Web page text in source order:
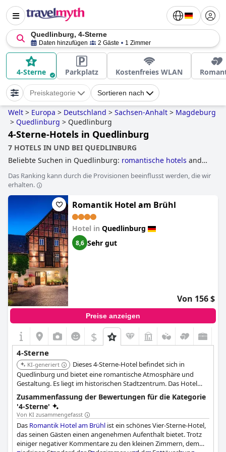
Quedlinburg, 4-Sterne
Daten hinzufügen 2 Gäste 1 Zimmer
4-Sterne Parkplatz Kostenfreies WLAN
Preiskategorie Sortieren nach
Welt > Europa > Deutschland > Sachsen-Anhalt > Magdeburg
> Quedlinburg > Quedlinburg
4-Sterne-Hotels in Quedlinburg
7 HOTELS IN UND BEI QUEDLINBURG
Beliebte Suchen in Quedlinburg: romantische hotels and
Das Ranking kann durch die Provisionen beeinflusst werden, die wir
erhalten.
Romantik Hotel am Brühl
Hotel in Quedlinburg
8,6 Sehr gut
Von 156 $
Preise anzeigen
$
4-Sterne
KI-generiert
Dieses 4-Sterne-Hotel befindet sich in
Quedlinburg und bietet eine romantische Atmosphäre und
Gestaltung. Es liegt im historischen Stadtzentrum. Das Hotel
bietet freundliches Personal und einen komfortablen
Aufenthalt.
Zusammenfassung der Bewertungen für die Kategorie
'4-Sterne'
Von KI zusammengefasst
Das Romantik Hotel am Brühl ist ein schönes Vier-Sterne-Hotel,
das seinen Gästen einen angenehmen Aufenthalt bietet. Trotz
einiger negativer Kommentare zu den kleinen Zimmern, dem